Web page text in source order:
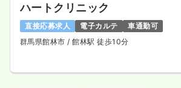
ハートクリニック
直接応募求人 電子カルテ
車通勤可
群馬県館林市/ 館林駅 徒歩10分